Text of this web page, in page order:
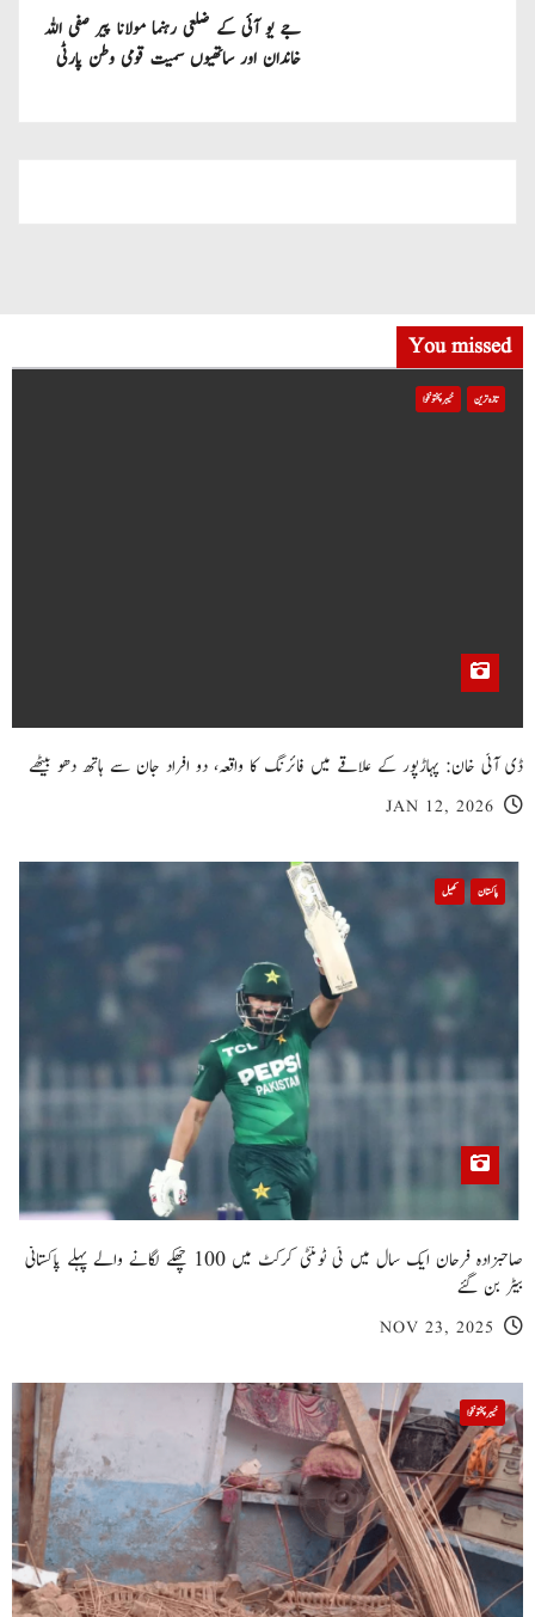
جے یو آئی کے ضلعی رہنما مولانا پیر صفی اللہ
خاندان اور ساتھیوں سمیت قومی وطن پارٹی
You missed
تازہ ترین خیبر پختونخوا
ڈی آئی خان: پہاڑپور کے علاقے میں فائرنگ کا واقعہ، دو افراد جان سے ہاتھ دھو بیٹھے
JAN 12, 2026
پاکستان کھیل
صاحبزادہ فرحان ایک سال میں ٹی ٹوئنٹی کرکٹ میں 100 چھکے لگانے والے پہلے پاکستانی
بیٹر بن گئے
NOV 23, 2025
خیبر پختونخوا